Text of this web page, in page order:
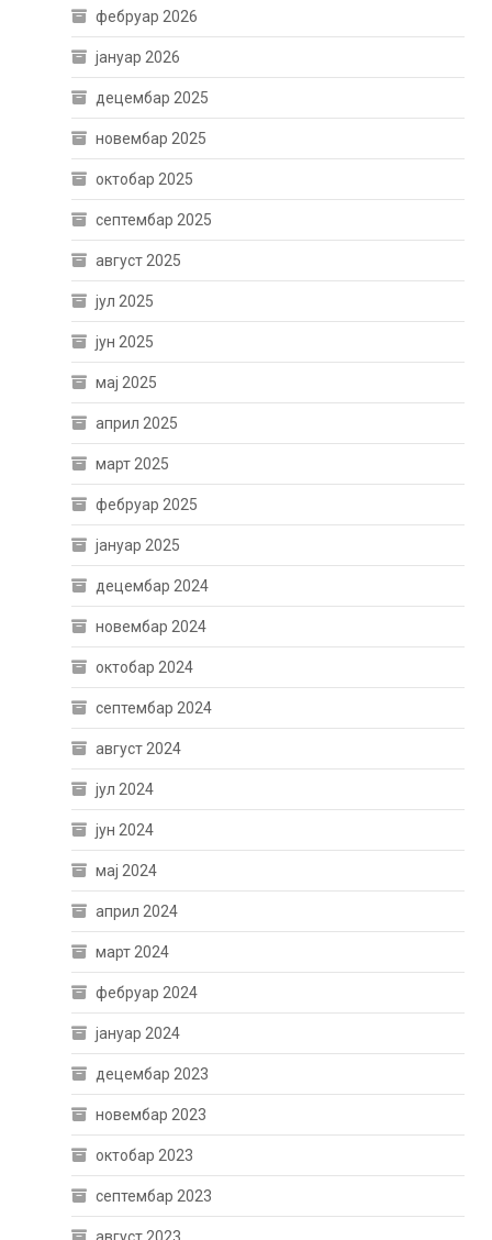
фебруар 2026
јануар 2026
децембар 2025
новембар 2025
октобар 2025
септембар 2025
август 2025
јул 2025
јун 2025
мај 2025
април 2025
март 2025
фебруар 2025
јануар 2025
децембар 2024
новембар 2024
октобар 2024
септембар 2024
август 2024
јул 2024
јун 2024
мај 2024
април 2024
март 2024
фебруар 2024
јануар 2024
децембар 2023
новембар 2023
октобар 2023
септембар 2023